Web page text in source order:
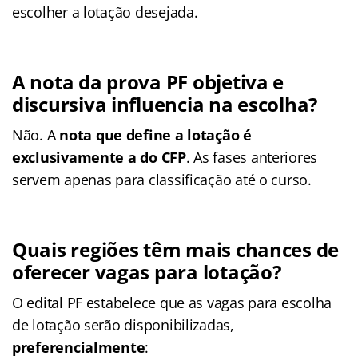
escolher a lotação desejada.
A nota da prova PF objetiva e
discursiva influencia na escolha?
Não. Anota que define a lotação é
exclusivamente a do CFP. As fases anteriores
servem apenas para classificação até o curso.
Quais regiões têm mais chances de
oferecer vagas para lotação?
O edital PF estabelece que as vagas para escolha
de lotação serão disponibilizadas,
preferencialmente: